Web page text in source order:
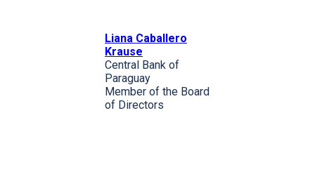
Liana Caballero
Krause
Central Bank of
Paraguay
Member of the Board
of Directors